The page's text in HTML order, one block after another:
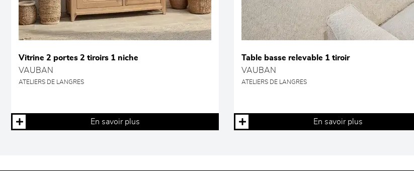
Vitrine 2 portes 2 tiroirs 1 niche
VAUBAN
ATELIERS DE LANGRES
En savoir plus
Table basse relevable 1 tiroir
VAUBAN
ATELIERS DE LANGRES
En savoir plus